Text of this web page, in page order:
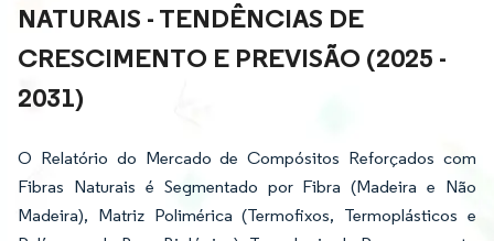
NATURAIS - TENDÊNCIAS DE
CRESCIMENTO E PREVISÃO (2025 -
2031)
O Relatório do Mercado de Compósitos Reforçados com
Fibras Naturais é Segmentado por Fibra (Madeira e Não
Madeira), Matriz Polimérica (Termofixos, Termoplásticos e